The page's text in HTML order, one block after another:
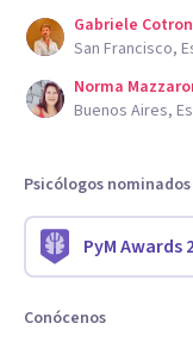
Gabriele
San Francisco,
Norma
Buenos Aires,
Psicólogos
PyM Awards
Conócenos